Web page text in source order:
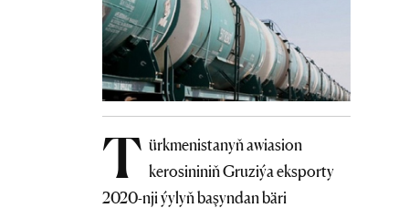
T ürkmenistanyň awiasion
kerosininiň Gruziýa eksporty
2020-nji ýylyň başyndan bäri